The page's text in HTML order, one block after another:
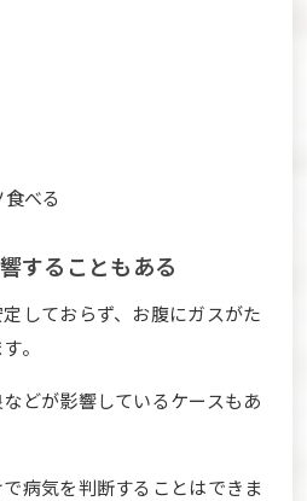
べる
することもある
しておらず、お腹にガスがた
。
どが影響しているケースもあ
病気を判断することはできま